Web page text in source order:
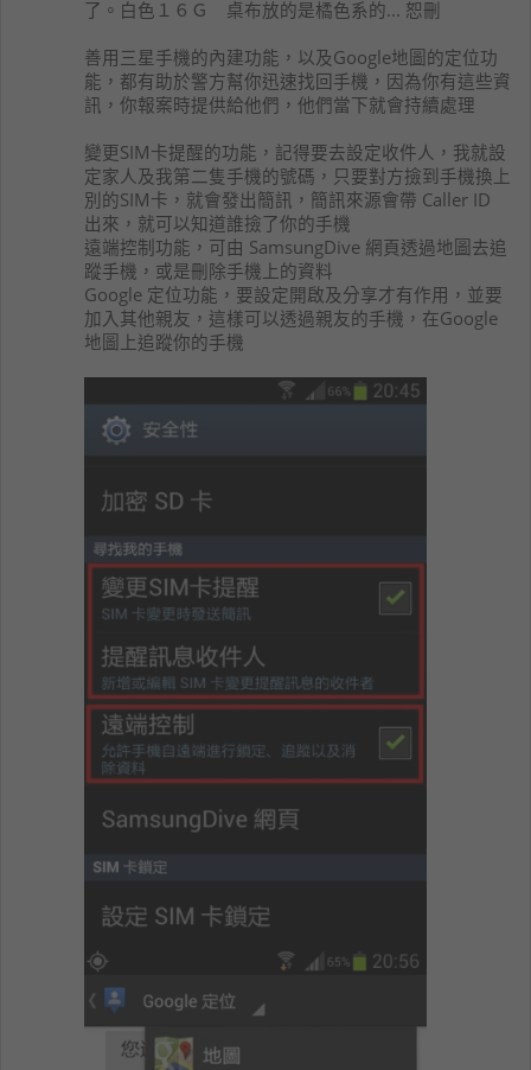
了。白色１６Ｇ 桌布放的是橘色系的... 恕刪
善用三星手機的內建功能，以及Google地圖的定位功
能，都有助於警方幫你迅速找回手機，因為你有這些資
訊，你報案時提供給他們，他們當下就會持續處理
變更SIM卡提醒的功能，記得要去設定收件人，我就設
定家人及我第二隻手機的號碼，只要對方撿到手機換上
別的SIM卡，就會發出簡訊，簡訊來源會帶 Caller ID
出來，就可以知道誰撿了你的手機
遠端控制功能，可由 SamsungDive 網頁透過地圖去追
蹤手機，或是刪除手機上的資料
Google 定位功能，要設定開啟及分享才有作用，並要
加入其他親友，這樣可以透過親友的手機，在Google
地圖上追蹤你的手機